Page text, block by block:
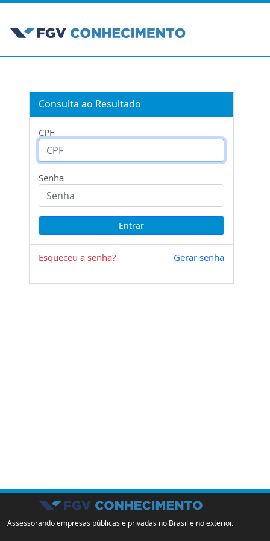
Consulta ao Resultado
CPF
Senha
Esqueceu a senha? Gerar senha
Assessorando empresas públicas e privadas no Brasil e no exterior.